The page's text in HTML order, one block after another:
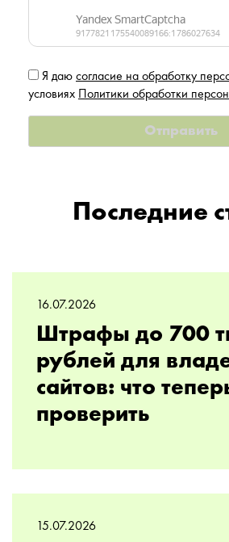
Я даю согласие на обработку
условиях Политики обработки
Последние
16.07.2026
Штрафы до 700
рублей для
сайтов: что
проверить
15.07.2026